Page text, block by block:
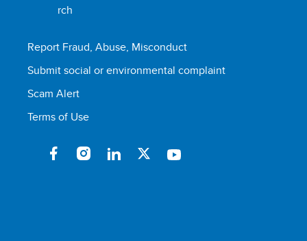
Report Fraud, Abuse, Misconduct
Submit social or environmental complaint
Scam Alert
Terms of Use